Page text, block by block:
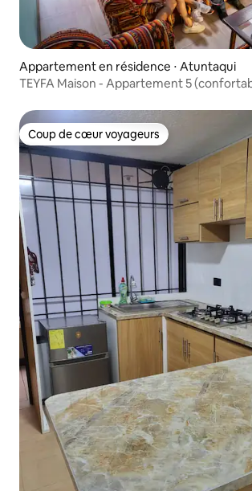
Appartement en résidence ⋅ Atuntaqui
TEYFA Maison - Appartement 5
Coup de cœur voyageurs
Coup de cœur voyageurs